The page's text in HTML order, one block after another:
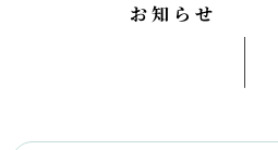
お知 ら せ